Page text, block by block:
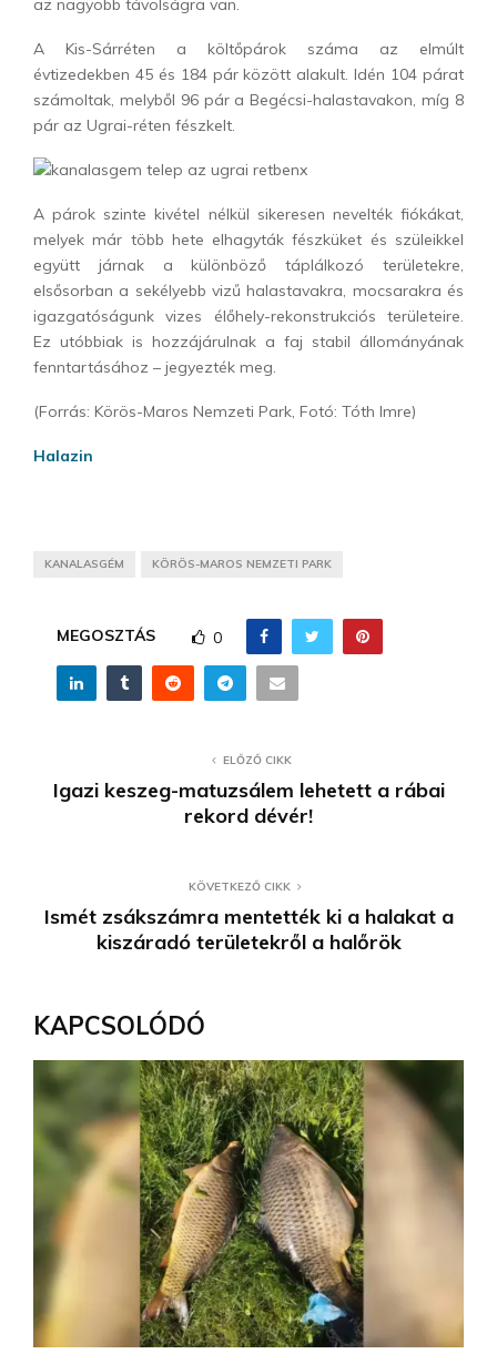
az nagyobb távolságra van.
A Kis-Sárréten a költőpárok száma az elmúlt
évtizedekben 45 és 184 pár között alakult. Idén 104 párat
számoltak, melyből 96 pár a Begécsi-halastavakon, míg 8
pár az Ugrai-réten fészkelt.
A párok szinte kivétel nélkül sikeresen nevelték fiókákat,
melyek már több hete elhagyták fészküket és szüleikkel
együtt járnak a különböző táplálkozó területekre,
elsősorban a sekélyebb vizű halastavakra, mocsarakra és
igazgatóságunk vizes élőhely-rekonstrukciós területeire.
Ez utóbbiak is hozzájárulnak a faj stabil állományának
fenntartásához – jegyezték meg.
(Forrás: Körös-Maros Nemzeti Park, Fotó: Tóth Imre)
Halazin
KANALASGÉM KÖRÖS-MAROS NEMZETI PARK
MEGOSZTÁS 0
ELŐZŐ CIKK
Igazi keszeg-matuzsálem lehetett a rábai
rekord dévér!
KÖVETKEZŐ CIKK
Ismét zsákszámra mentették ki a halakat a
kiszáradó területekről a halőrök
KAPCSOLÓDÓ